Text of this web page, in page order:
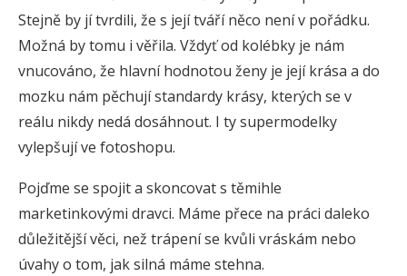
Stejně by jí tvrdili, že s její tváří něco není v pořádku.
Možná by tomu i věřila. Vždyť od kolébky je nám
vnucováno, že hlavní hodnotou ženy je její krása a do
mozku nám pěchují standardy krásy, kterých se v
reálu nikdy nedá dosáhnout. I ty supermodelky
vylepšují ve fotoshopu.
Pojďme se spojit a skoncovat s těmihle
marketinkovými dravci. Máme přece na práci daleko
důležitější věci, než trápení se kvůli vráskám nebo
úvahy o tom, jak silná máme stehna.